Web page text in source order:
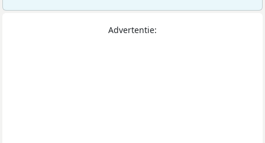
Advertentie: